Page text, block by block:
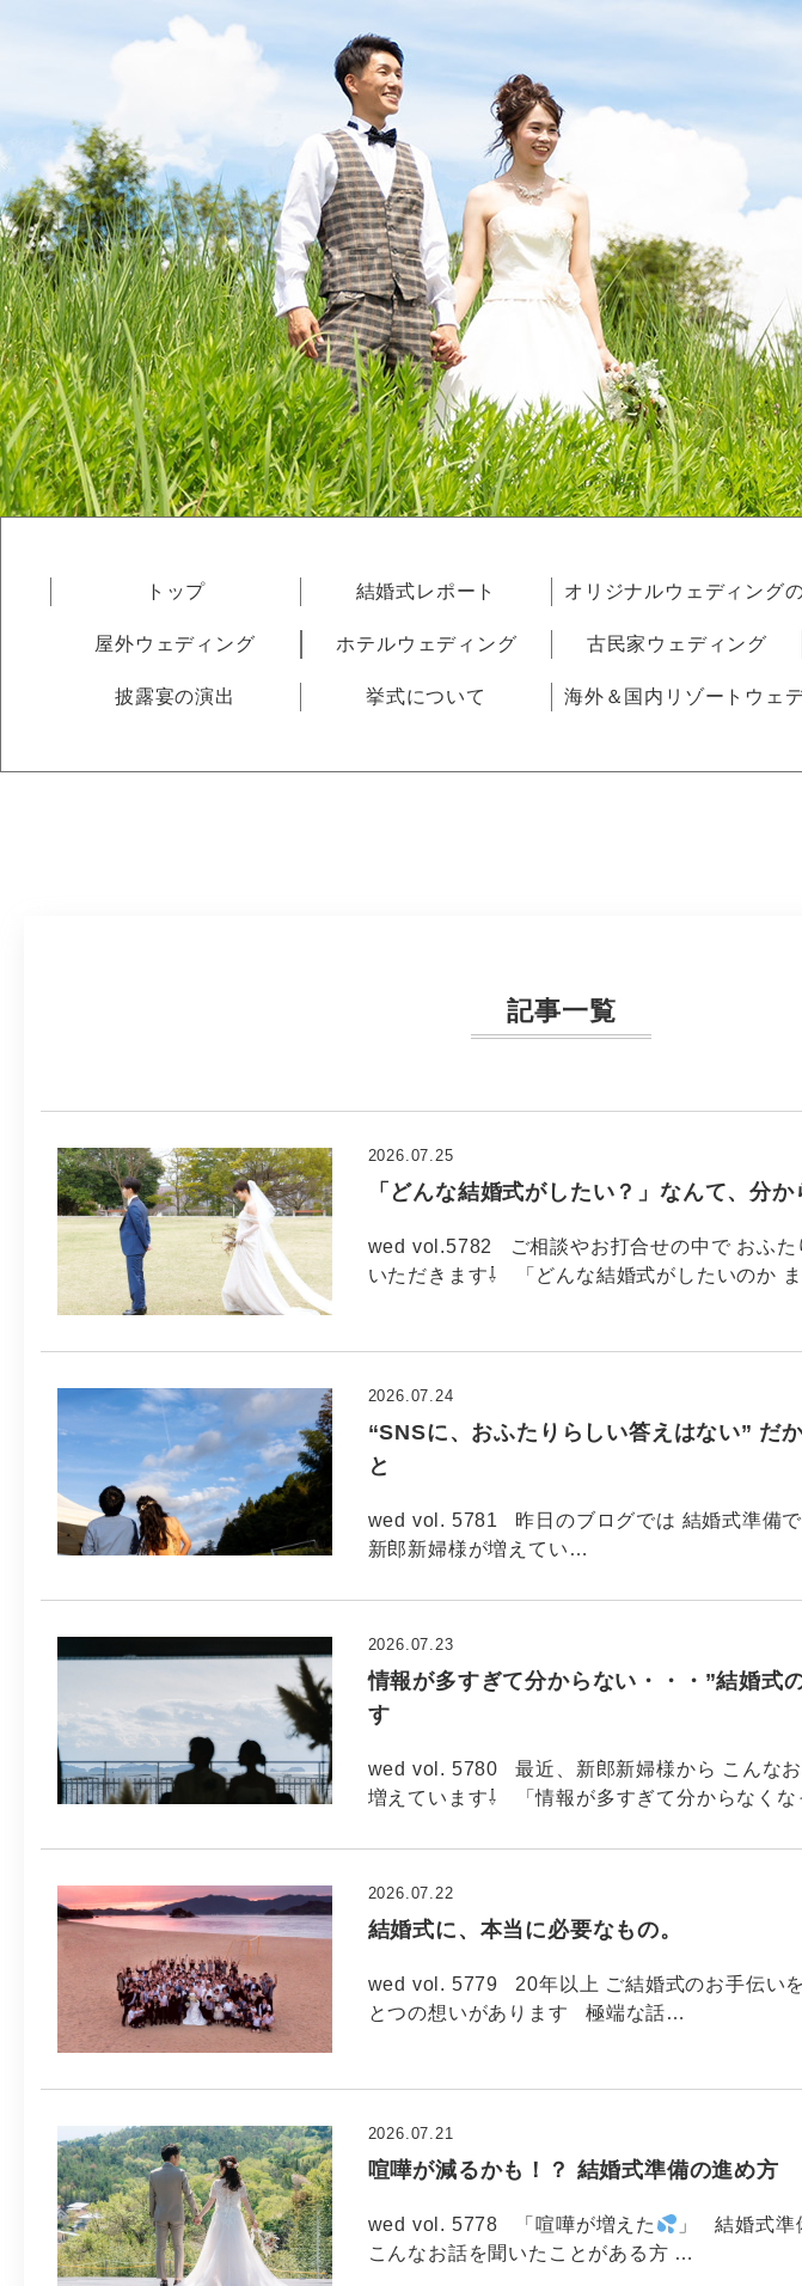
トップ 結婚式レポート オリジナルウェディング
屋外ウェディング ホテルウェディング 古民家ウェディング
披露宴の演出 挙式について 海外＆国内リゾートウェ
記事一覧
「どんな結婚式がしたい？」なんて、分
2026.07.25
wed vol.5782 ご相談やお打合せの中で おふた
いただきます⇩ 「どんな結婚式がしたいのか
“SNSに、おふたりらしい答えはない” だ
と
2026.07.24
wed vol. 5781 昨日のブログでは 結婚式準備
新郎新婦様が増えてい…
情報が多すぎて分からない・・・”結婚式
す
2026.07.23
wed vol. 5780 最近、新郎新婦様から こんな
増えています⇩ 「情報が多すぎて分からなく
結婚式に、本当に必要なもの。
2026.07.22
wed vol. 5779 20年以上 ご結婚式のお手伝い
とつの想いがあります 極端な話…
喧嘩が減るかも！？ 結婚式準備の進め方
2026.07.21
wed vol. 5778 「喧嘩が増えた
」 結婚式準
こんなお話を聞いたことがある方 …